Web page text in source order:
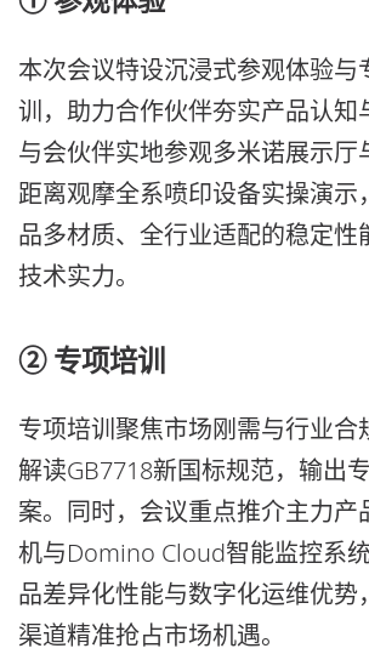
本次会议特设沉浸式参观体验与
训，助力合作伙伴夯实产品认知
与会伙伴实地参观多米诺展示厅
距离观摩全系喷印设备实操演示
品多材质、全行业适配的稳定性
技术实力。
② 专项培训
专项培训聚焦市场刚需与行业合
解读GB7718新国标规范，输出
案。同时，会议重点推介主力产
机与Domino Cloud智能监控系
品差异化性能与数字化运维优势
渠道精准抢占市场机遇。